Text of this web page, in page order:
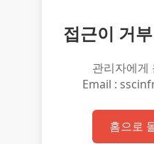
접근이 거
관리자에게
Email :
홈으로